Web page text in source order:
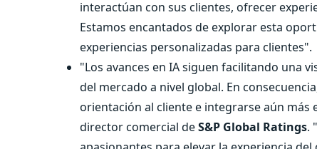
interactúan con sus clientes, ofrecer
Estamos encantados de explorar esta
experiencias personalizadas para clientes".
"Los avances en IA siguen facilitando una
del mercado a nivel global. En
orientación al cliente e integrarse aún más
director comercial deS&P Global Ratings.